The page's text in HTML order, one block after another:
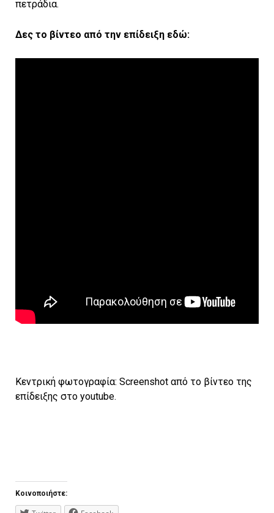
πετράδια.
Δες το βίντεο από την επίδειξη εδώ:
Κεντρική φωτογραφία: Screenshot από το βίντεο της
επίδειξης στο youtube.
Κοινοποιήστε: